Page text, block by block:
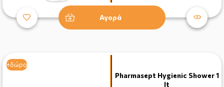
Αγορά
+δώρο
Pharmasept Hygienic Shower 1
lt